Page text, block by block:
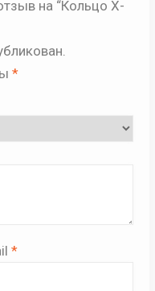
на “Кольцо X-
*
*